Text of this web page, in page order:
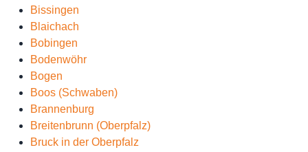
Bissingen
Blaichach
Bobingen
Bodenwöhr
Bogen
Boos (Schwaben)
Brannenburg
Breitenbrunn (Oberpfalz)
Bruck in der Oberpfalz